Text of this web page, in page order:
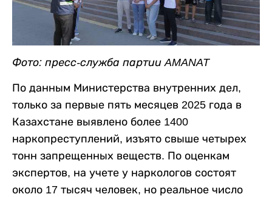
Фото: пресс-служба партии AMANAT
По данным Министерства внутренних дел,
только за первые пять месяцев 2025 года в
Казахстане выявлено более 1400
наркопреступлений, изъято свыше четырех
тонн запрещенных веществ. По оценкам
экспертов, на учете у наркологов состоят
около 17 тысяч человек, но реальное число